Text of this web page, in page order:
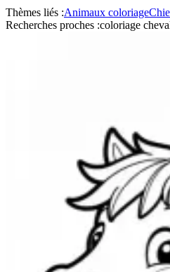
Thèmes liés :Animaux coloriage
Recherches proches :coloriage